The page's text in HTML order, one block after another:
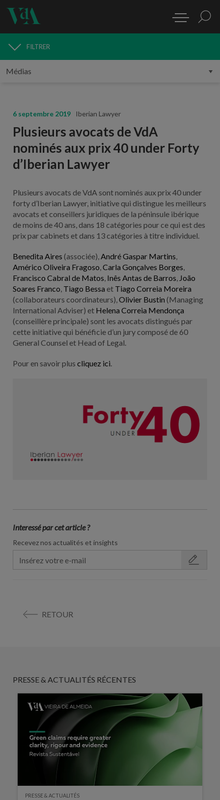
MÉDIAS
FILTRER
6 septembre 2019 Iberian Lawyer
Plusieurs avocats de VdA
nominés aux prix 40 under Forty
d’Iberian Lawyer
Plusieurs avocats de VdA sont nominés aux prix 40 under
forty d’Iberian Lawyer, initiative qui distingue les meilleurs
avocats et conseillers juridiques de la péninsule ibérique
de moins de 40 ans, dans 18 catégories pour ce qui est des
prix par cabinets et dans 13 catégories à titre individuel.
Benedita Aires (associée), André Gaspar Martins
Américo Oliveira Fragoso Carla Gonçalves Borges
Francisco Cabral de Matos Inês Antas de Barros João
Soares Franco Tiago Bessa et Tiago Correia Moreira
(collaborateurs coordinateurs), Olivier Bustin (Managing
International Adviser) et Helena Correia Mendonça
(conseillère principale) sont les avocats distingués par
cette initiative qui bénéficie d’un jury composé de 60
General Counsel et Head of Legal.
Pour en savoir plus cliquez ici
Interessé par cet article ?
Recevez nos actualités et insights
RETOUR
PRESSE & ACTUALITÉS RÉCENTES
PRESSE & ACTUALITÉS